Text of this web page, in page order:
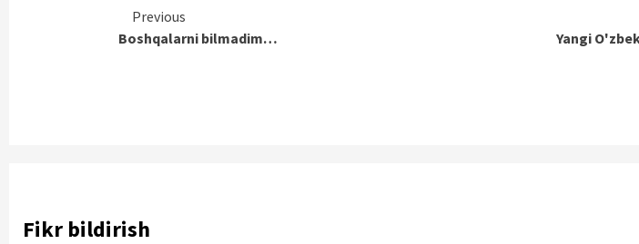
Continue
Reading
Previous
Boshqalarni bilmadim…
Yangi
Fikr bildirish